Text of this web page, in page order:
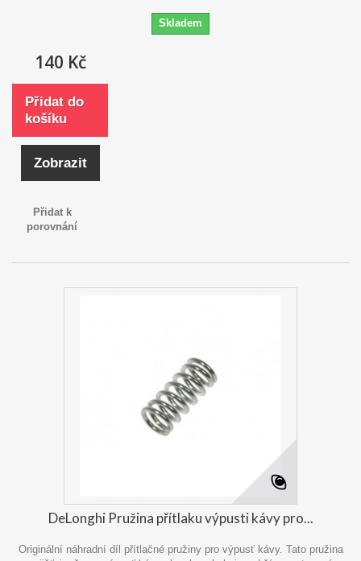
Skladem
140 Kč
Přidat do
košíku
Zobrazit
Přidat k
porovnání
DeLonghi Pružina přítlaku výpusti kávy pro...
Originální náhradní díl přítlačné pružiny pro výpusť kávy. Tato pružina